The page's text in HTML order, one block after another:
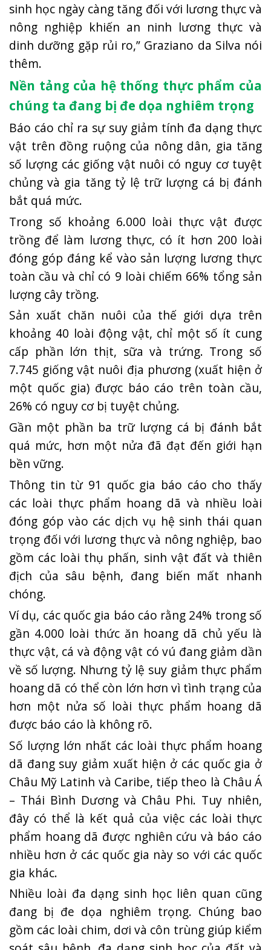
sinh học ngày càng tăng đối với lương thực và
nông nghiệp khiến an ninh lương thực và
dinh dưỡng gặp rủi ro,” Graziano da Silva nói
thêm.
Nền tảng của hệ thống thực phẩm của
chúng ta đang bị đe dọa nghiêm trọng
Báo cáo chỉ ra sự suy giảm tính đa dạng thực
vật trên đồng ruộng của nông dân, gia tăng
số lượng các giống vật nuôi có nguy cơ tuyệt
chủng và gia tăng tỷ lệ trữ lượng cá bị đánh
bắt quá mức.
Trong số khoảng 6.000 loài thực vật được
trồng để làm lương thực, có ít hơn 200 loài
đóng góp đáng kể vào sản lượng lương thực
toàn cầu và chỉ có 9 loài chiếm 66% tổng sản
lượng cây trồng.
Sản xuất chăn nuôi của thế giới dựa trên
khoảng 40 loài động vật, chỉ một số ít cung
cấp phần lớn thịt, sữa và trứng. Trong số
7.745 giống vật nuôi địa phương (xuất hiện ở
một quốc gia) được báo cáo trên toàn cầu,
26% có nguy cơ bị tuyệt chủng.
Gần một phần ba trữ lượng cá bị đánh bắt
quá mức, hơn một nửa đã đạt đến giới hạn
bền vững.
Thông tin từ 91 quốc gia báo cáo cho thấy
các loài thực phẩm hoang dã và nhiều loài
đóng góp vào các dịch vụ hệ sinh thái quan
trọng đối với lương thực và nông nghiệp, bao
gồm các loài thụ phấn, sinh vật đất và thiên
địch của sâu bệnh, đang biến mất nhanh
chóng.
Ví dụ, các quốc gia báo cáo rằng 24% trong số
gần 4.000 loài thức ăn hoang dã chủ yếu là
thực vật, cá và động vật có vú đang giảm dần
về số lượng. Nhưng tỷ lệ suy giảm thực phẩm
hoang dã có thể còn lớn hơn vì tình trạng của
hơn một nửa số loài thực phẩm hoang dã
được báo cáo là không rõ.
Số lượng lớn nhất các loài thực phẩm hoang
dã đang suy giảm xuất hiện ở các quốc gia ở
Châu Mỹ Latinh và Caribe, tiếp theo là Châu Á
– Thái Bình Dương và Châu Phi. Tuy nhiên,
đây có thể là kết quả của việc các loài thực
phẩm hoang dã được nghiên cứu và báo cáo
nhiều hơn ở các quốc gia này so với các quốc
gia khác.
Nhiều loài đa dạng sinh học liên quan cũng
đang bị đe dọa nghiêm trọng. Chúng bao
gồm các loài chim, dơi và côn trùng giúp kiểm